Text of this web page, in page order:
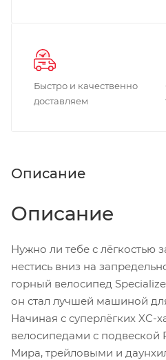
Быстро и качественно
доставляем
Описание
Описание
Нужно ли тебе с лёгкостью
нестись вниз на
горный велосипед
он стал лучшей машиной
Начиная с суперлёгких XC-
велосипедами с подвеской
Мира, трейловыми и